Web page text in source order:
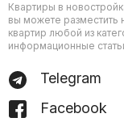
Квартиры в
вы можете разместить
квартир любой из
информационные
Telegram
Facebook